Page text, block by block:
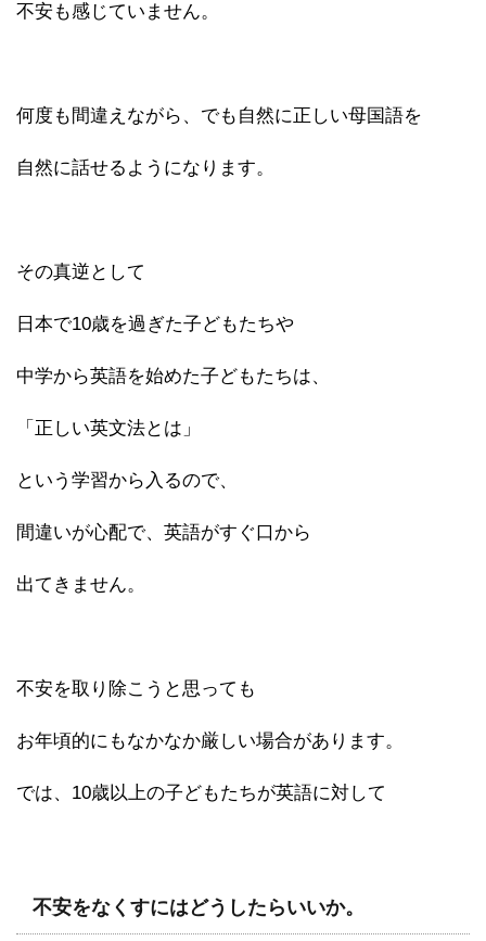
不安も感じていません。
何度も間違えながら、でも自然に正しい母国語を
自然に話せるようになります。
その真逆として
日本で10歳を過ぎた子どもたちや
中学から英語を始めた子どもたちは、
「正しい英文法とは」
という学習から入るので、
間違いが心配で、英語がすぐ口から
出てきません。
不安を取り除こうと思っても
お年頃的にもなかなか厳しい場合があります。
では、10歳以上の子どもたちが英語に対して
不安をなくすにはどうしたらいいか。